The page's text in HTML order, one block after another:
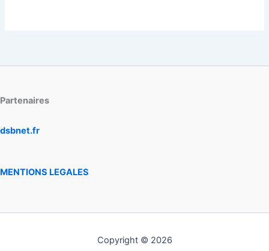
Partenaires
dsbnet.fr
MENTIONS LEGALES
Copyright © 2026